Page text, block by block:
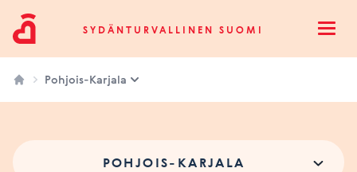
Sydänturvallinen SuomiSYDÄNTURVALLINEN SUOMI
Pohjois-Karjala
POHJOIS-KARJALA